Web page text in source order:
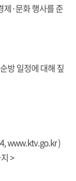
제·문화 행사를 준
방 일정에 대해 짚
www.ktv.go.kr)
>